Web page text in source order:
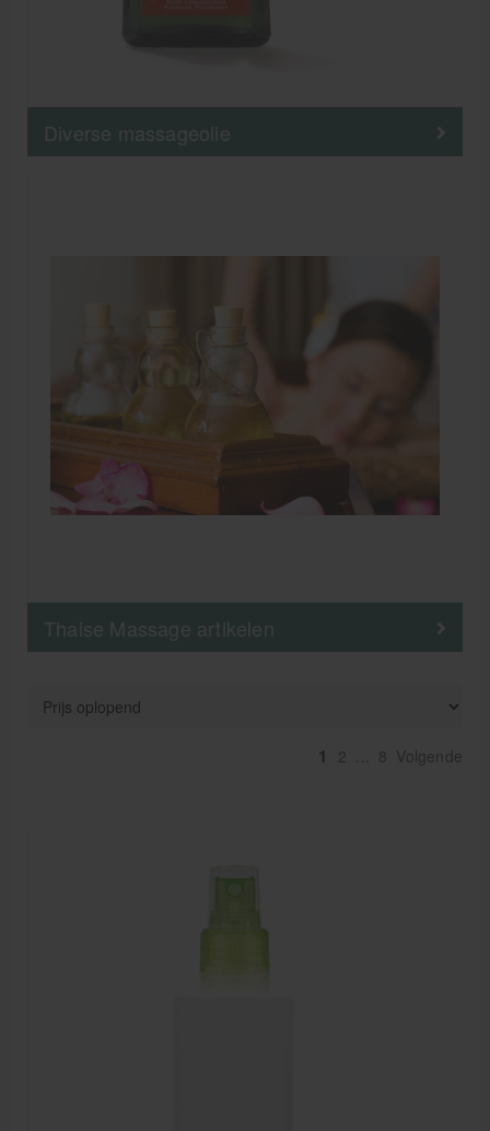
Diverse massageolie
Thaise Massage artikelen
1 2 8 Volgende